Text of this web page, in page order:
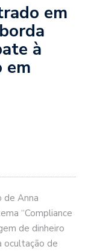
em
à
em
de Anna
“Compliance
de dinheiro
ocultação de